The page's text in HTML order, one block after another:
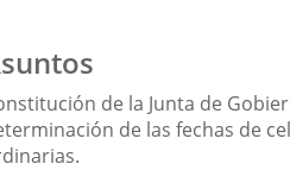
de la Junta de
de las fechas de